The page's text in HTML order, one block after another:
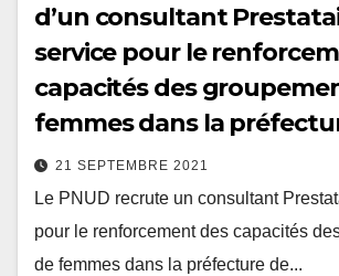
d’un consultant
service pour le
capacités des
femmes dans la
21 SEPTEMBRE 2021
Le PNUD recrute un consultant
pour le renforcement des capacités
de femmes dans la préfecture de...